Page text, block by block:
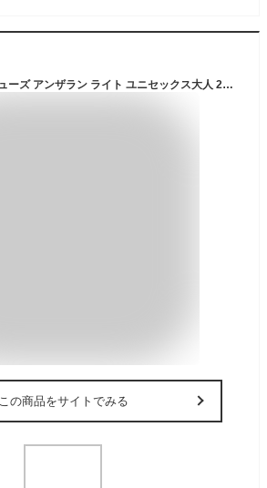
[プーマ] ランニングシューズ アンザラン ライト ユニセックス大人 25年春夏カラー プーマブラック/プーマブラック(01) 26.0 cm
この商品をサイトでみる